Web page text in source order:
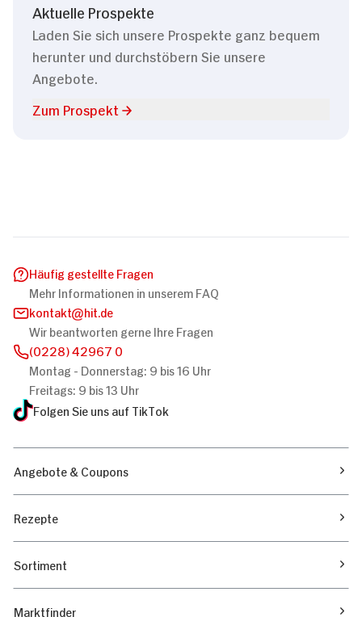
Aktuelle Prospekte
Laden Sie sich unsere Prospekte ganz bequem
herunter und durchstöbern Sie unsere
Angebote.
Zum Prospekt
Häufig gestellte Fragen
Mehr Informationen in unserem FAQ
kontakt
hit.de
Wir beantworten gerne Ihre Fragen
(0228) 42967 0
Montag - Donnerstag: 9 bis 16 Uhr
Freitags: 9 bis 13 Uhr
Folgen Sie uns auf TikTok
Angebote & Coupons
Rezepte
Sortiment
Marktfinder